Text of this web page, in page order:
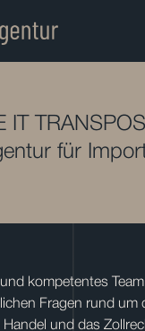
IT
für
kompetentes
Fragen rund um
und das